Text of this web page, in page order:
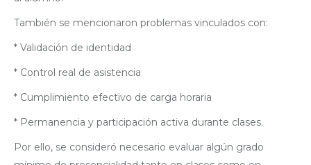
También se mencionaron problemas vinculados con:
* Validación de identidad
* Control real de asistencia
* Cumplimiento efectivo de carga horaria
* Permanencia y participación activa durante clases.
Por ello, se consideró necesario evaluar algún grado